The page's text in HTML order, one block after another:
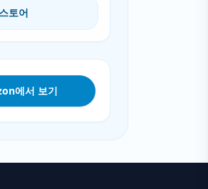
토어
에서 보기